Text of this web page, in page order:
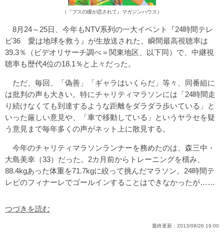
（『ブスの瞳が恋されて』マガジンハウス）
8月24～25日、今年もNTV系列の一大イベント『24時間テレ
ビ36 愛は地球を救う』が生放送された。瞬間最高視聴率は
39.3％（ビデオリサーチ調べ＝関東地区、以下同）で、中継視
聴率も歴代4位の18.1％と上々だった。
ただ、毎回、「偽善」「ギャラはいくらだ」等々、同番組に
は批判の声も大きい。特にチャリティマラソンには「24時間走
り続けなくても到達するような距離をダラダラ歩いている」と
いった厳しい意見や、「車で移動している」というヤラセを疑
う意見まで毎年多くの声がネット上に散見する。
今年のチャリティマラソンランナーを務めたのは、森三中・
大島美幸（33）だった。2カ月前からトレーニングを積み、
88.4kgあった体重を71.7kgに絞って挑んだマラソン。24時間テ
レビのフィナーレでゴールインすることはできなかったが……
つづきを読む
最終更新： 2013/08/26 19:00